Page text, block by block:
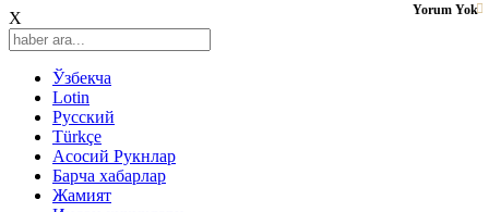
X
Ўзбекча
Lotin
Русский
Türkçe
Асосий Рукнлар
Барча хабарлар
Жамият
Yorum Yok